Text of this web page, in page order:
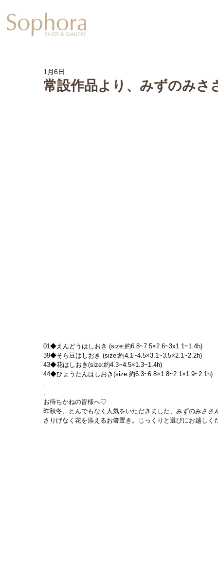
常設作品より、みずのみさ
1月6日
01◆えんどうはしおき (size:約6.8~7.5×2.6~3x1.1~1.4h)
39◆そら豆はしおき (size:約4.1~4.5×3.1~3.5×2.1~2.2h)
43◆花はしおき(size:約4.3~4.5×1.3~1.4h)
44◆ひょうたんはしおき(size:約6.3~6.8×1.8~2.1×1.9~2.1h)
.
.
お待ちかねの皆様へ♡
昨秋冬、とんでもなく人気をいただきました、みずのみさ
さりげなく花を添えるお箸置き。じっくりと選びにお越しく